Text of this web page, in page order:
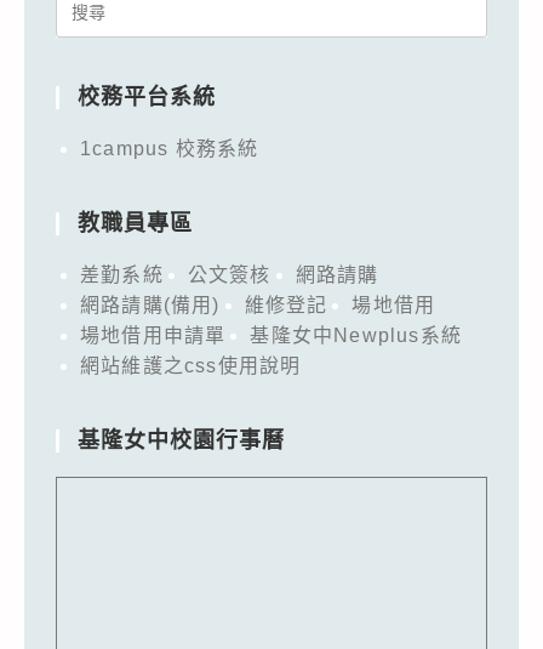
Search
校務平台系統
1campus 校務系統
教職員專區
差勤系統 公文簽核
網路請購
網路請購(備用)
維修登記
場地借用
場地借用申請單
基隆女中Newplus系統
網站維護之css使用說明
基隆女中校園行事曆